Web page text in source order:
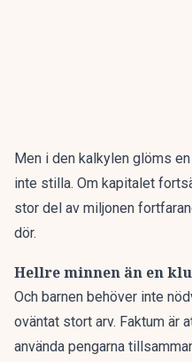
Men i den kalkylen glöms
inte stilla. Om kapitalet
stor del av miljonen
dör.
Hellre minnen än en
Och barnen behöver inte
oväntat stort arv. Faktum är
använda pengarna